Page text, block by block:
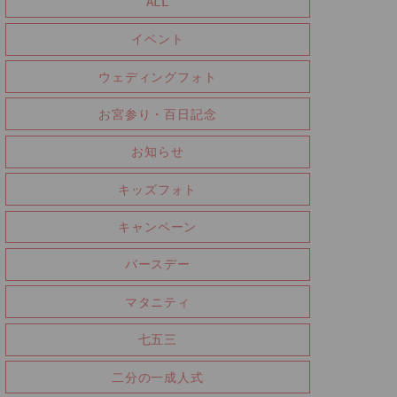
イベント
ウェディングフォト
お宮参り・百日記念
お知らせ
キッズフォト
キャンペーン
バースデー
マタニティ
七五三
二分の一成人式